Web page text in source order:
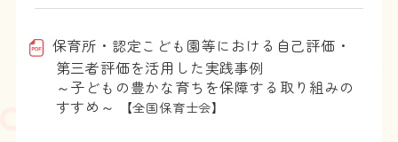
保育所・認定こども園等における自己評価・
第三者評価を活用した実践事例
～子どもの豊かな育ちを保障する取り組みの
すすめ～
【全国保育士会】